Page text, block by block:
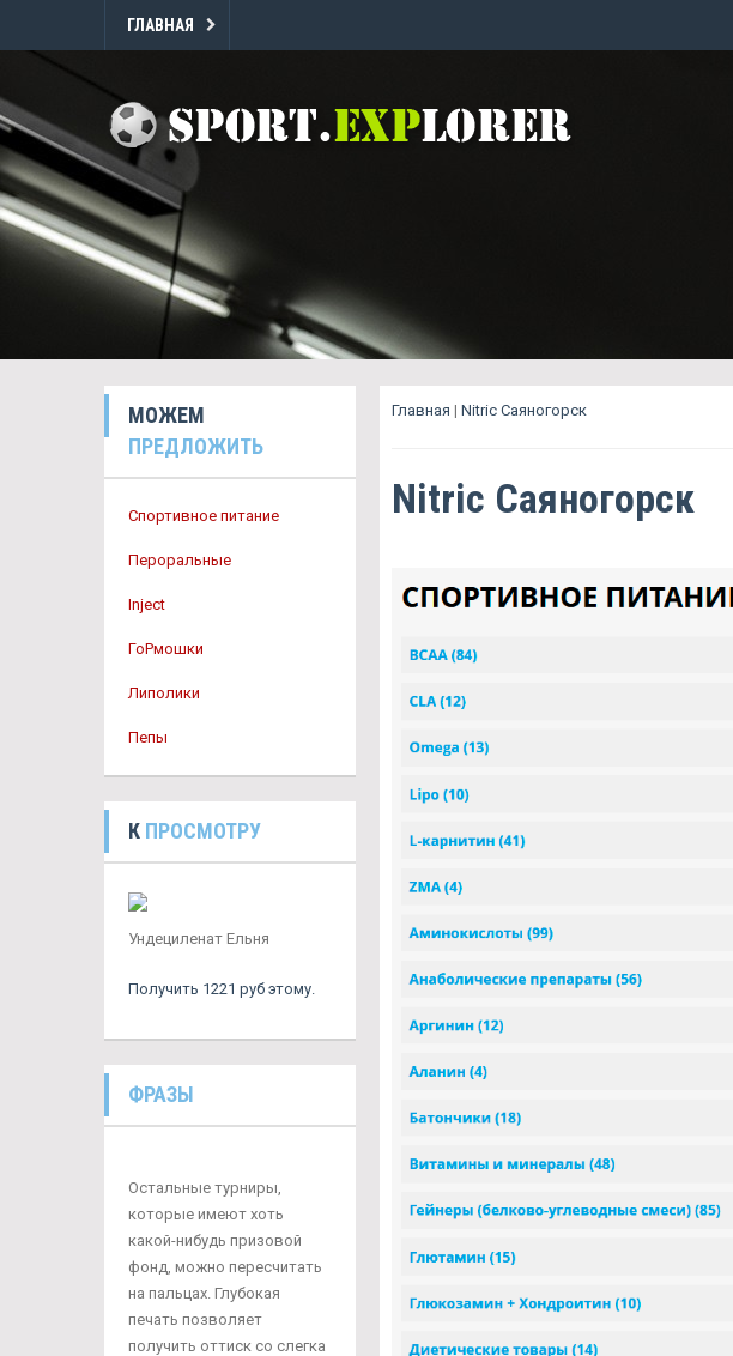
ГЛАВНАЯ
МОЖЕМ
ПРЕДЛОЖИТЬ
Спортивное питание
Пероральные
Inject
ГоРмошки
Липолики
Пепы
К ПРОСМОТРУ
Ундециленат Ельня
Получить 1221 руб этому.
ФРАЗЫ
Остальные турниры,
которые имеют хоть
какой-нибудь призовой
фонд, можно пересчитать
на пальцах. Глубокая
печать позволяет
получить оттиск со слегка
Главная | Nitric Саяногорск
Nitric Саяногорск